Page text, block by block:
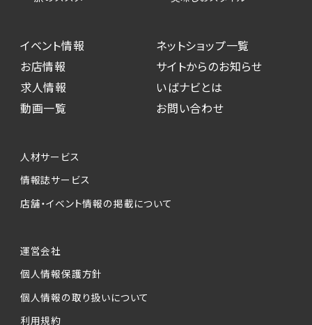
イベント情報
お店情報
求人情報
動画一覧
ネットショップ一覧
サイトからのお知らせ
いばナビとは
お問い合わせ
人材サービス
情報誌サービス
店舗・イベント情報の掲載について
運営会社
個人情報保護方針
個人情報の取り扱いについて
利用規約